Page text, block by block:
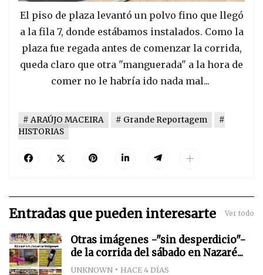
El piso de plaza levantó un polvo fino que llegó
a la fila 7, donde estábamos instalados. Como la
plaza fue regada antes de comenzar la corrida,
queda claro que otra "manguerada" a la hora de
comer no le habría ido nada mal...
ARAÚJO MACEIRA
Grande Reportagem
HISTORIAS
Entradas que pueden interesarte Ver todo
Otras imágenes -"sin desperdicio"-
de la corrida del sábado en Nazaré...
UNKNOWN HACE 4 DÍAS